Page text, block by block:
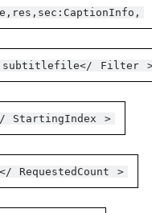
Filter
StartingIndex >
RequestedCount >